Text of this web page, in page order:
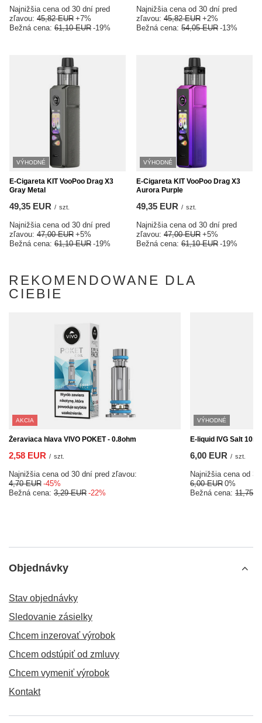
Najnižšia cena od 30 dní pred
zľavou: 45,82 EUR +7%
Bežná cena: 61,10 EUR -19%
Najnižšia cena od 30 dní pred
zľavou: 45,82 EUR +2%
Bežná cena: 54,05 EUR -13%
VÝHODNÉ
E-Cigareta KIT VooPoo Drag X3
Gray Metal
49,35 EUR / szt.
Najnižšia cena od 30 dní pred
zľavou: 47,00 EUR +5%
Bežná cena: 61,10 EUR -19%
VÝHODNÉ
E-Cigareta KIT VooPoo Drag X3
Aurora Purple
49,35 EUR / szt.
Najnižšia cena od 30 dní pred
zľavou: 47,00 EUR +5%
Bežná cena: 61,10 EUR -19%
REKOMENDOWANE DLA
CIEBIE
AKCIA
Žeraviaca hlava VIVO POKET - 0.8ohm
2,58 EUR / szt.
Najnižšia cena od 30 dní pred zľavou:
4,70 EUR -45%
Bežná cena: 3,29 EUR -22%
VÝHODNÉ
E-liquid IVG Salt
6,00 EUR / szt.
Najnižšia cena od
6,00 EUR 0%
Bežná cena: 11,75
Objednávky
Stav objednávky
Sledovanie zásielky
Chcem inzerovať výrobok
Chcem odstúpiť od zmluvy
Chcem vymeniť výrobok
Kontakt